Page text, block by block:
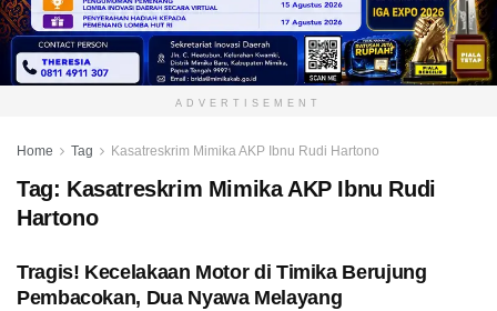
ADVERTISEMENT
Home Tag Kasatreskrim Mimika AKP Ibnu Rudi Hartono
Tag: Kasatreskrim Mimika AKP Ibnu Rudi
Hartono
Tragis! Kecelakaan Motor di Timika Berujung
Pembacokan, Dua Nyawa Melayang